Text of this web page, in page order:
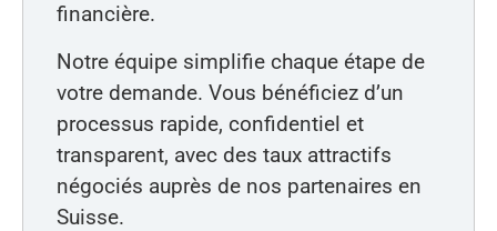
financière.
Notre équipe simplifie chaque étape de
votre demande. Vous bénéficiez d’un
processus rapide, confidentiel et
transparent, avec des taux attractifs
négociés auprès de nos partenaires en
Suisse.